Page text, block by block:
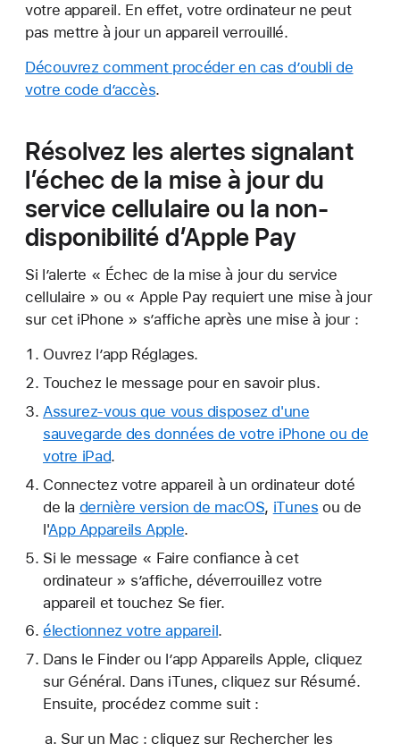
votre appareil. En effet, votre ordinateur ne peut
pas mettre à jour un appareil verrouillé.
Découvrez comment procéder en cas d’oubli de
votre code d’accès.
Résolvez les alertes signalant
l’échec de la mise à jour du
service cellulaire ou la non-
disponibilité d’Apple Pay
Si l’alerte « Échec de la mise à jour du service
cellulaire » ou « Apple Pay requiert une mise à jour
sur cet iPhone » s’affiche après une mise à jour :
Ouvrez l’app Réglages.
Touchez le message pour en savoir plus.
Assurez-vous que vous disposez d'une
sauvegarde des données de votre iPhone ou de
votre iPad.
Connectez votre appareil à un ordinateur doté
de la dernière version de macOS, iTunes ou de
l'App Appareils Apple.
Si le message « Faire confiance à cet
ordinateur » s’affiche, déverrouillez votre
appareil et touchez Se fier.
électionnez votre appareil.
Dans le Finder ou l’app Appareils Apple, cliquez
sur Général. Dans iTunes, cliquez sur Résumé.
Ensuite, procédez comme suit :
Sur un Mac : cliquez sur Rechercher les